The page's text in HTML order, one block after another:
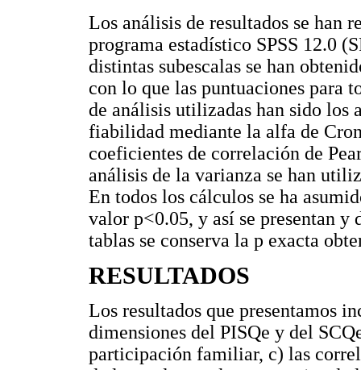
Los análisis de resultados se han
programa estadístico SPSS 12.0
distintas subescalas se han
con lo que las puntuaciones para
de análisis utilizadas han sido los
fiabilidad mediante la alfa de
coeficientes de correlación de
análisis de la varianza se han
En todos los cálculos se ha
valor p<0.05, y así se presentan y
tablas se conserva la p exacta
RESULTADOS
Los resultados que presentamos
dimensiones del PISQe y del
participación familiar, c) las